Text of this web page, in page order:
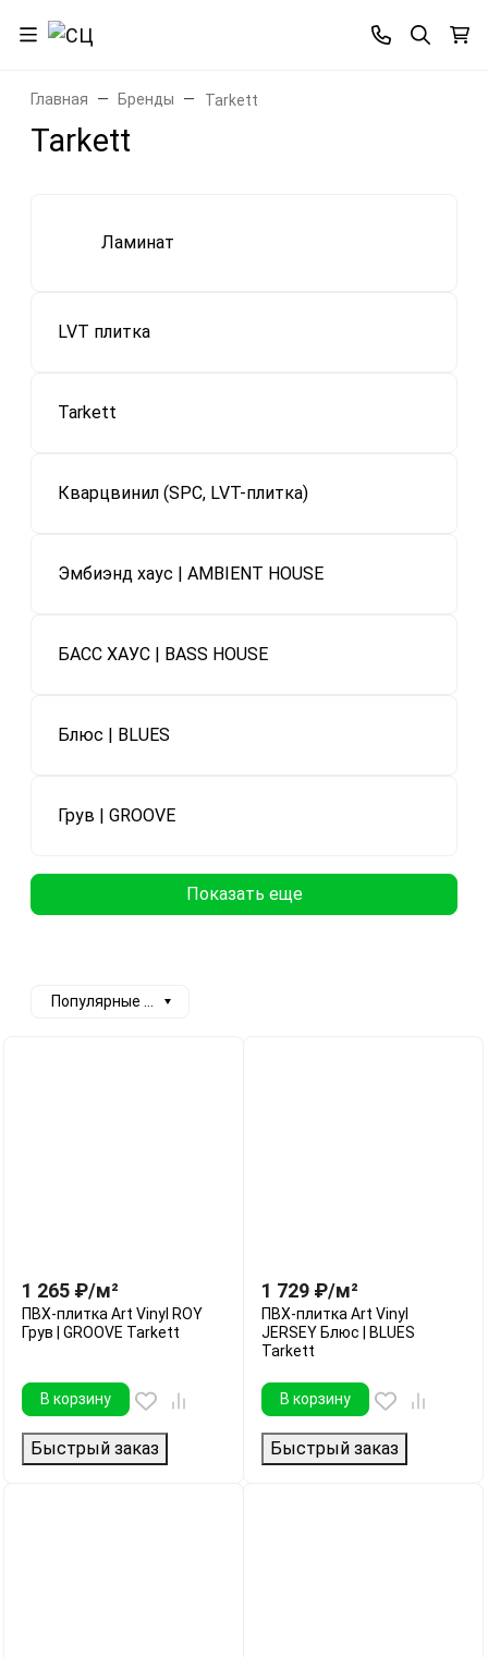
Главная Бренды Tarkett
Tarkett
Ламинат
LVT плитка
Tarkett
Кварцвинил (SPC, LVT-плитка)
Эмбиэнд хаус | AMBIENT HOUSE
БАСС ХАУС | BASS HOUSE
Блюс | BLUES
Грув | GROOVE
Показать еще
Популярные сначала
1 265 ₽/м²
ПВХ-плитка Art Vinyl ROY
Грув | GROOVE Tarkett
В корзину
Быстрый заказ
1 729 ₽/м²
ПВХ-плитка Art Vinyl
JERSEY Блюс | BLUES
Tarkett
В корзину
Быстрый заказ